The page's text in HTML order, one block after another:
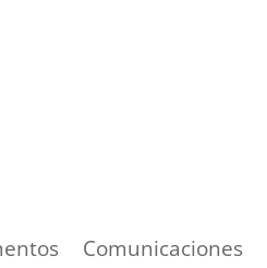
Comunicaciones